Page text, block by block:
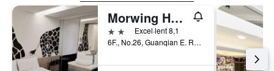
Morwing Hotel Fuzhong
2 estrellesExcel·lent 8,1
6F., No.26, Guanqian E. Rd, Banqiao District, Taiwan